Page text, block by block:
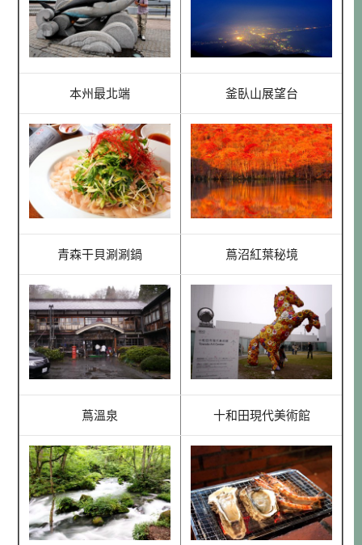
本州最北端 釜臥山展望台
青森干貝涮涮鍋 蔦沼紅葉秘境
蔦溫泉 十和田現代美術館